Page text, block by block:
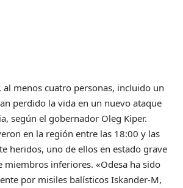
al menos cuatro personas, incluido un
perdido la vida en un nuevo ataque
según el gobernador Oleg Kiper.
en la región entre las 18:00 y las
heridos, uno de ellos en estado grave
miembros inferiores. «Odesa ha sido
por misiles balísticos Iskander-M,